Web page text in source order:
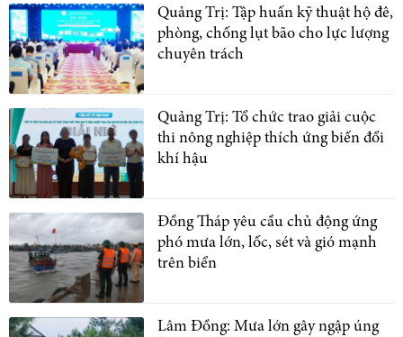
Quảng Trị: Tập huấn kỹ thuật hộ đê,
phòng, chống lụt bão cho lực lượng
chuyên trách
Quảng Trị: Tổ chức trao giải cuộc
thi nông nghiệp thích ứng biến đổi
khí hậu
Đồng Tháp yêu cầu chủ động ứng
phó mưa lớn, lốc, sét và gió mạnh
trên biển
Lâm Đồng: Mưa lớn gây ngập úng